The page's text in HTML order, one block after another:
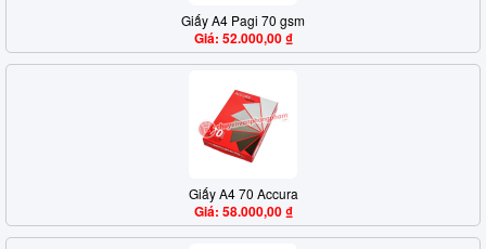
Giấy A4 Pagi 70 gsm
Giá: 52.000,00 ₫
Giấy A4 70 Accura
Giá: 58.000,00 ₫